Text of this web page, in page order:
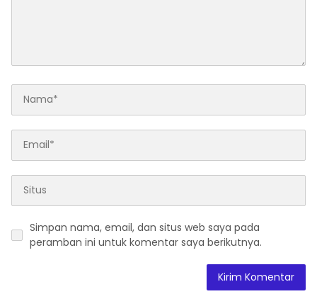
Simpan nama, email, dan situs web saya pada
peramban ini untuk komentar saya berikutnya.